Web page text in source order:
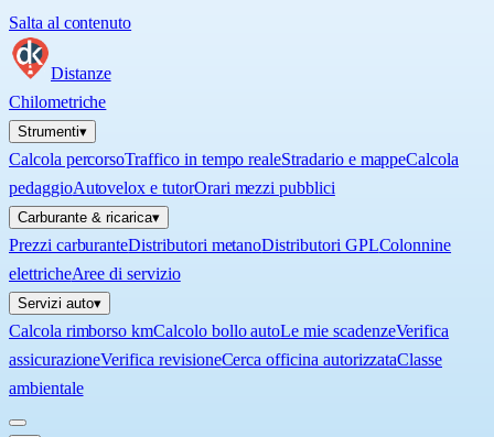
Salta al contenuto
Distanze
Chilometriche
Strumenti▾
Calcola percorsoTraffico in tempo realeStradario e mappeCalcola
pedaggioAutovelox e tutorOrari mezzi pubblici
Carburante & ricarica▾
Prezzi carburanteDistributori metanoDistributori GPLColonnine
elettricheAree di servizio
Servizi auto▾
Calcola rimborso kmCalcolo bollo autoLe mie scadenzeVerifica
assicurazioneVerifica revisioneCerca officina autorizzataClasse
ambientale